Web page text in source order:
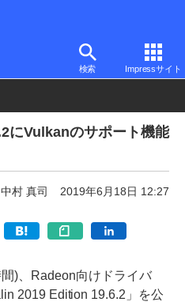
検索 Impressサイト
にVulkanのサポート機能
中村 真司 2019年6月18日 12:27
)、Radeon向けドライバ
2019 Edition 19.6.2」を公